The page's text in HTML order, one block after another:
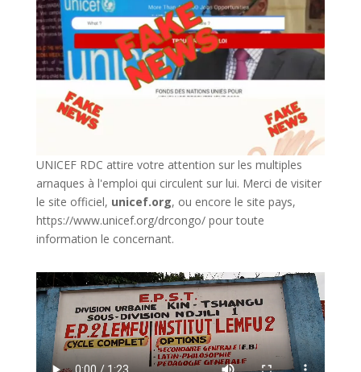
UNICEF RDC attire votre attention sur les multiples
arnaques à l'emploi qui circulent sur lui. Merci de visiter
le site officiel, unicef.org, ou encore le site pays,
https://www.unicef.org/drcongo/pour toute
information le concernant.